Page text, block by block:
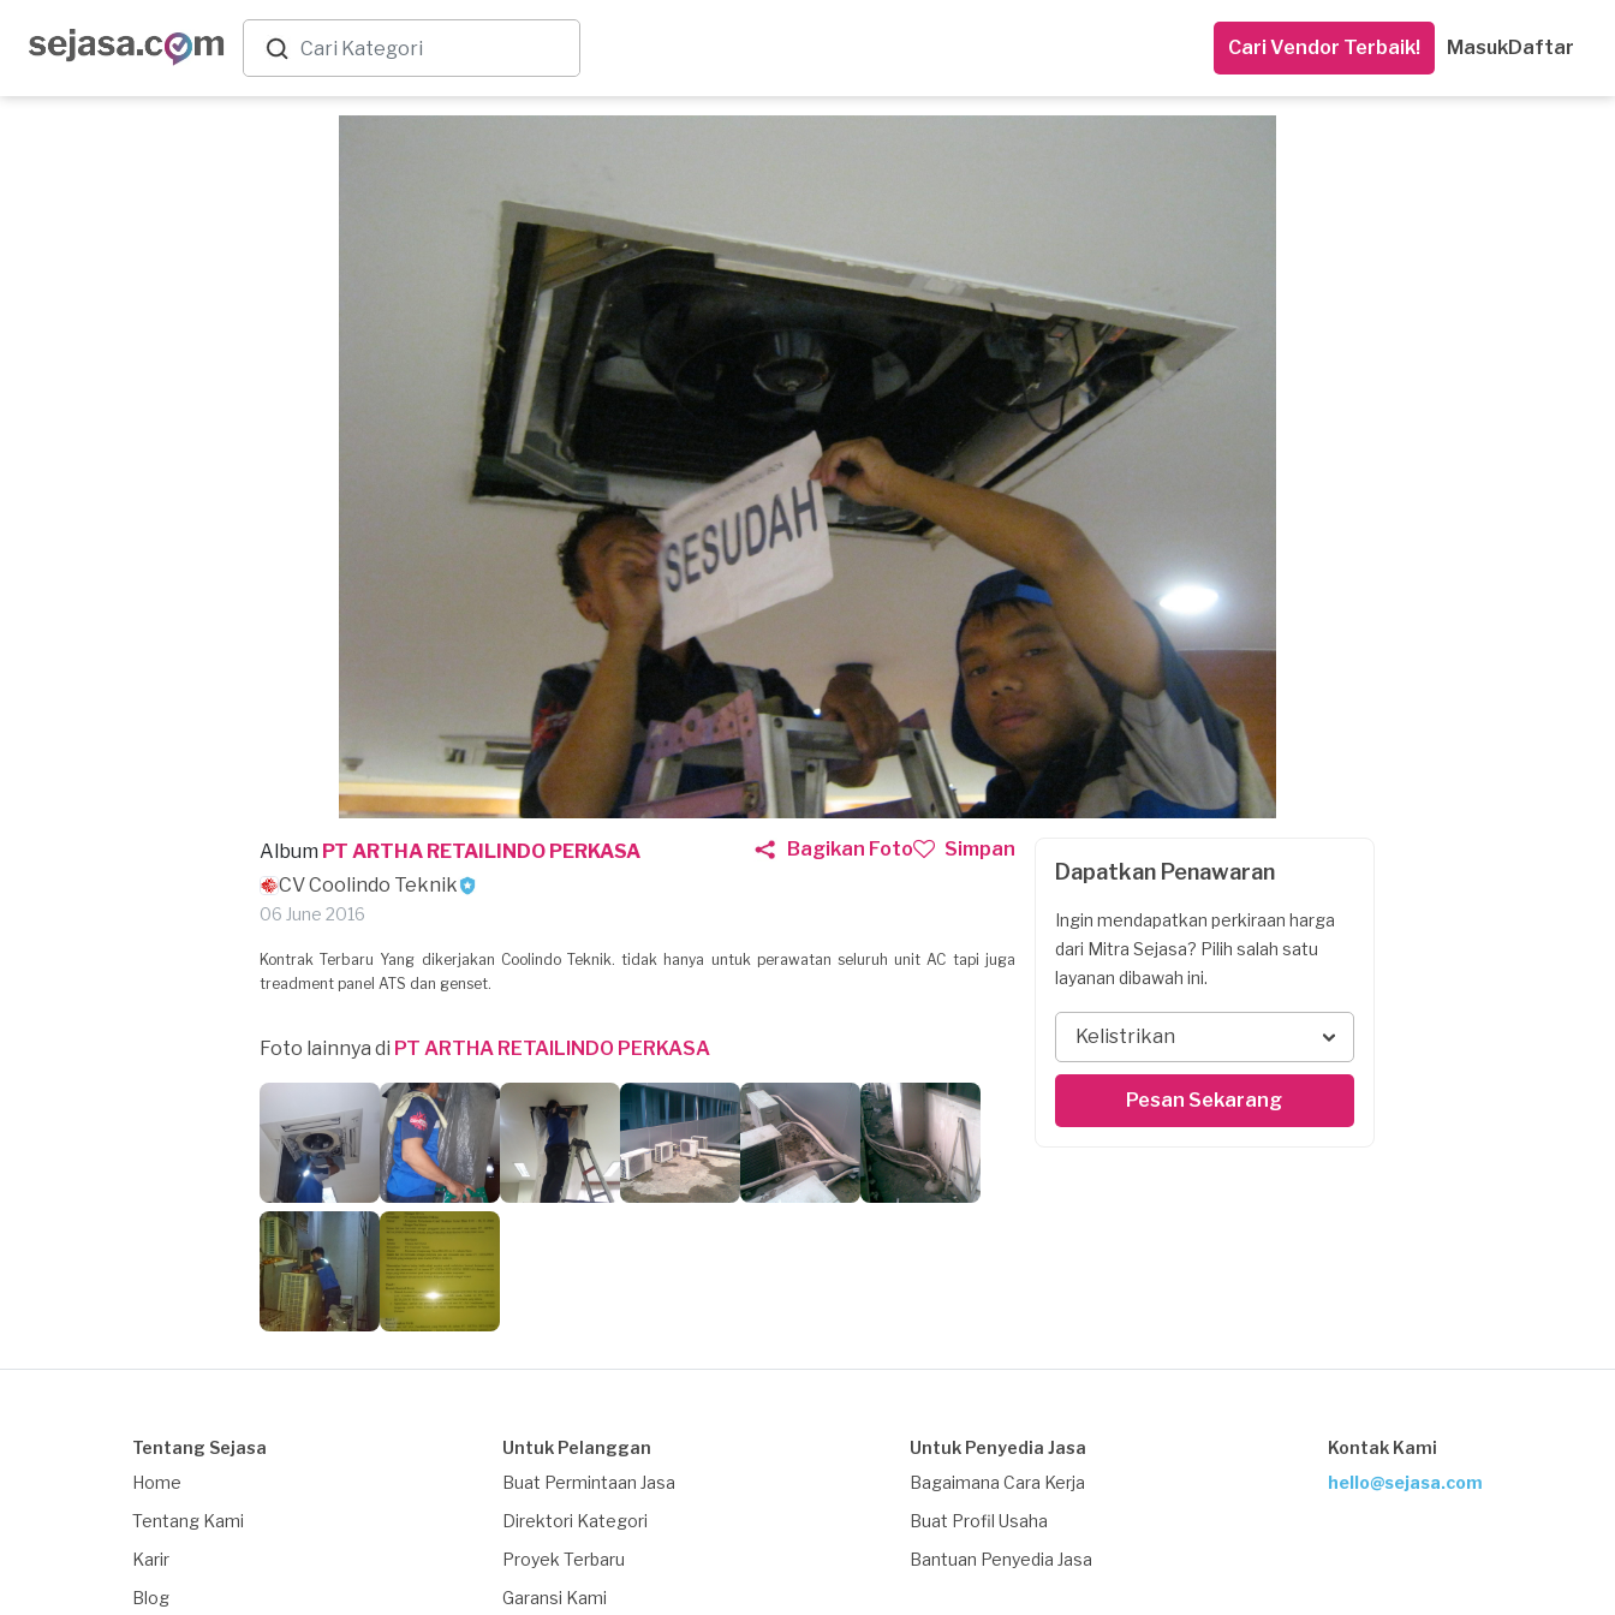
Cari Vendor Terbaik! MasukDaftar
Album PT ARTHA RETAILINDO PERKASA
CV Coolindo Teknik
06 June 2016
Bagikan Foto Simpan
Kontrak Terbaru Yang dikerjakan Coolindo Teknik. tidak hanya untuk perawatan seluruh unit AC tapi juga
treadment panel ATS dan genset.
Foto lainnya di PT ARTHA RETAILINDO PERKASA
Dapatkan Penawaran
Ingin mendapatkan perkiraan harga
dari Mitra Sejasa? Pilih salah satu
layanan dibawah ini.
Kelistrikan
Pesan Sekarang
Tentang Sejasa
Home
Tentang Kami
Karir
Blog
Untuk Pelanggan
Buat Permintaan Jasa
Direktori Kategori
Proyek Terbaru
Garansi Kami
Untuk Penyedia Jasa
Bagaimana Cara Kerja
Buat Profil Usaha
Bantuan Penyedia Jasa
Kontak Kami
hello@sejasa.com